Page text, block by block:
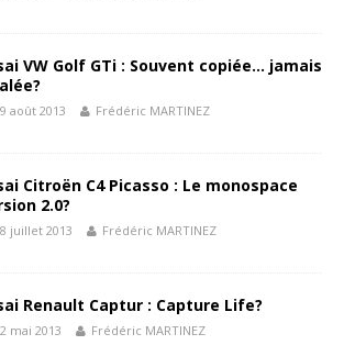
VW Golf GTi : Souvent copiée… jamais
août 2013 Frédéric MARTINEZ
Citroën C4 Picasso : Le monospace
2.0?
juillet 2013 Frédéric MARTINEZ
Renault Captur : Capture Life?
mai 2013 Frédéric MARTINEZ